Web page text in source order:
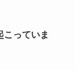
こっていま